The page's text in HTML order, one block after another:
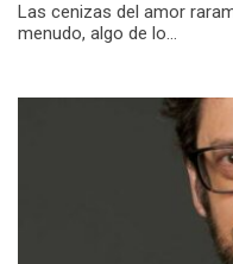
Las cenizas del amor
menudo, algo de lo...